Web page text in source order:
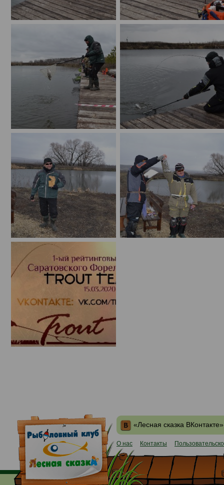
«Лесная сказка ВКонтакте»
О нас Контакты